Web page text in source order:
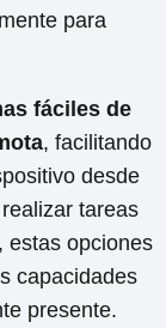
para
fáciles de
, facilitando
desde
tareas
estas opciones
capacidades
presente.